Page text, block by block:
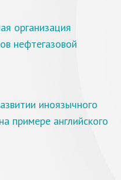
организация
нефтегазовой
иноязычного
примере английского